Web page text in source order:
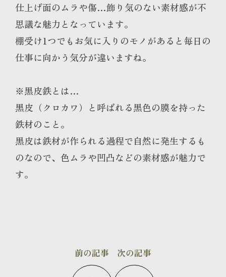
仕上げ面のムラや傷…飾り気のない素材感が不
思議な魅力となっています。
棚受け1つでもお気に入りのモノがあると毎日の
仕事に向かう気分が違いますね。
※黒皮鉄とは…
黒皮（クロカワ）と呼ばれる黒色の膜を持った
鉄材のこと。
黒皮は鉄材が作られる過程で自然に発生するも
のなので、色ムラや凹凸などの素材感が魅力で
す。
前の記事 次の記事